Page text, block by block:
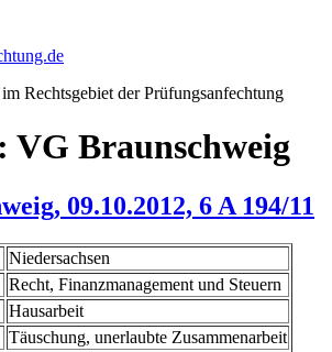
Rechtsgebiet der Prüfungsanfechtung
VG Braunschweig
09.10.2012, 6 A 194/11
Niedersachsen
Recht, Finanzmanagement und Steuern
Hausarbeit
Täuschung, unerlaubte Zusammenarbeit